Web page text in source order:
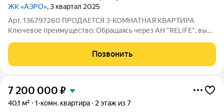
ЖК «АЭРО», 3 квартал 2025
Арт. 136797260 ПРОДАЕТСЯ 3-КОМНАТНАЯ КВАРТИРА
Ключевое преимущество: Обращаясь через АН "RELIFE", вы
квартиры. Площадь квартиры 83,1м2 без отделки. Есть
возможность заказать ремонт "под ключ" у
Позвонить
7 200 000 ₽
40,1 м² 1-комн. квартира 2 этаж из 7